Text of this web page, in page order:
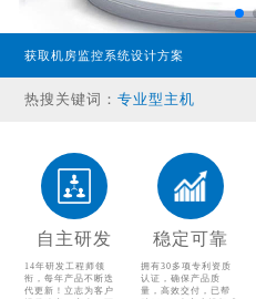
获取机房监控系统设计方案
热搜关键词：专业型主机
漏水检测设备
温湿度传感器
配电监控设备
气体监控设备
其他配件产品
自主研发
14年研发工程师领
衔，每年产品不断迭
代更新！立志为客户
稳定可靠
拥有30多项专利资质
认证，确保产品质
量，高效交付，已帮